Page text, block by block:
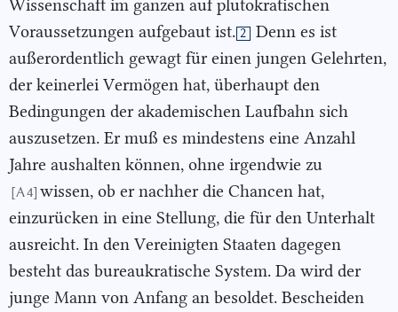
Wissenschaft im ganzen auf plutokratischen
Voraussetzungen aufgebaut ist. 2
Denn es ist
außerordentlich gewagt für einen jungen Gelehrten,
der keinerlei Vermögen hat, überhaupt den
Bedingungen der akademischen Laufbahn sich
auszusetzen. Er muß es mindestens eine Anzahl
Jahre aushalten können, ohne irgendwie zu
[A 4] wissen, ob er nachher die Chancen hat,
einzurücken in eine Stellung, die für den Unterhalt
ausreicht. In den Vereinigten Staaten dagegen
besteht das bureaukratische System. Da wird der
junge Mann von Anfang an besoldet. Bescheiden